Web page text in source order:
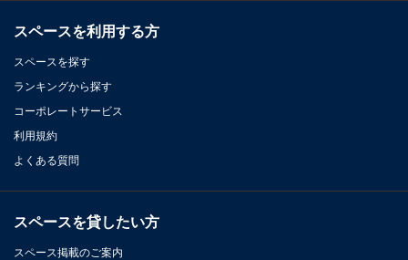
スペースを利用する方
スペースを探す
ランキングから探す
コーポレートサービス
利用規約
よくある質問
スペースを貸したい方
スペース掲載のご案内